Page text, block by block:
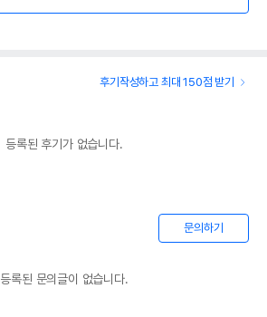
후기작성하고 최대 150점 받기
등록된 후기가 없습니다.
문의하기
등록된 문의글이 없습니다.